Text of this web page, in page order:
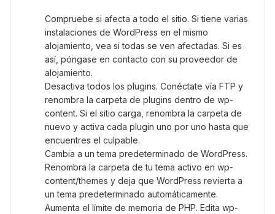
Compruebe si afecta a todo el sitio. Si tiene varias
instalaciones de WordPress en el mismo
alojamiento, vea si todas se ven afectadas. Si es
así, póngase en contacto con su proveedor de
alojamiento.
Desactiva todos los plugins. Conéctate vía FTP y
renombra la carpeta de plugins dentro de wp-
content. Si el sitio carga, renombra la carpeta de
nuevo y activa cada plugin uno por uno hasta que
encuentres el culpable.
Cambia a un tema predeterminado de WordPress.
Renombra la carpeta de tu tema activo en wp-
content/themes y deja que WordPress revierta a
un tema predeterminado automáticamente.
Aumenta el límite de memoria de PHP. Edita wp-